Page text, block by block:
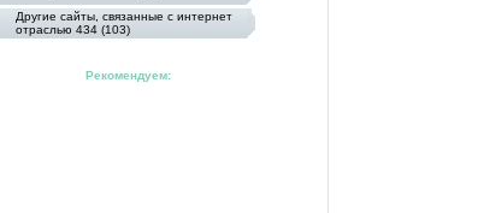
Другие сайты, связанные с интернет
отраслью 434 (103)
Рекомендуем: